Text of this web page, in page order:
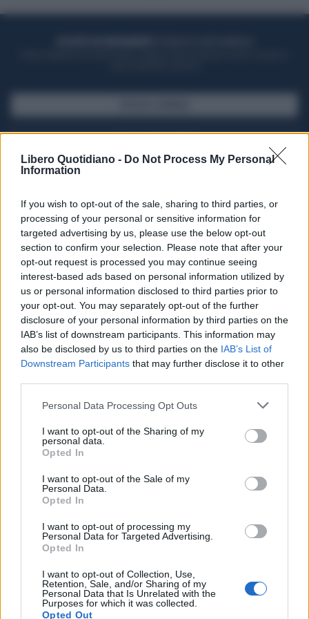
Libero Quotidiano - Do Not Process My Personal
Information
If you wish to opt-out of the sale, sharing to third parties, or
processing of your personal or sensitive information for
targeted advertising by us, please use the below opt-out
section to confirm your selection. Please note that after your
opt-out request is processed you may continue seeing
interest-based ads based on personal information utilized by
us or personal information disclosed to third parties prior to
your opt-out. You may separately opt-out of the further
disclosure of your personal information by third parties on the
IAB’s list of downstream participants. This information may
also be disclosed by us to third parties on the IAB’s List of
Downstream Participants that may further disclose it to other
Personal Data Processing Opt Outs
I want to opt-out of the Sharing of my
personal data.
Opted In
I want to opt-out of the Sale of my
Personal Data.
Opted In
I want to opt-out of processing my
Personal Data for Targeted Advertising.
Opted In
I want to opt-out of Collection, Use,
Retention, Sale, and/or Sharing of my
Personal Data that Is Unrelated with the
Purposes for which it was collected.
Opted Out
Seguici su Google Discover
Segui Libero Quotidiano su Google Discover
Scegli Libero Quotidiano come fonte preferita
SPETTACOLI
SCIENZA E TECH
Libero ShoppingContattiPubblicitàCookie policy